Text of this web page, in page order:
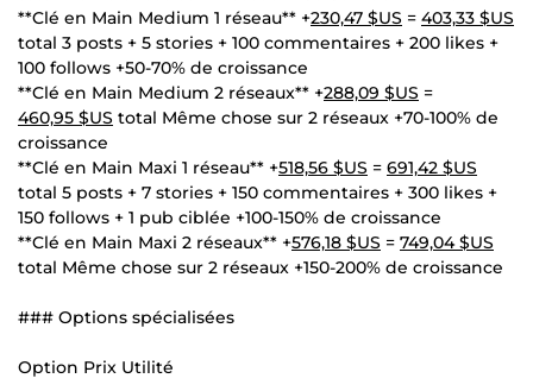
**Clé en Main Medium 1 réseau** +230,47 $US = 403,33 $US
total 3 posts + 5 stories + 100 commentaires + 200 likes +
100 follows +50-70% de croissance
**Clé en Main Medium 2 réseaux** +288,09 $US =
460,95 $US total Même chose sur 2 réseaux +70-100% de
croissance
**Clé en Main Maxi 1 réseau** +518,56 $US = 691,42 $US
total 5 posts + 7 stories + 150 commentaires + 300 likes +
150 follows + 1 pub ciblée +100-150% de croissance
**Clé en Main Maxi 2 réseaux** +576,18 $US = 749,04 $US
total Même chose sur 2 réseaux +150-200% de croissance
### Options spécialisées
Option Prix Utilité